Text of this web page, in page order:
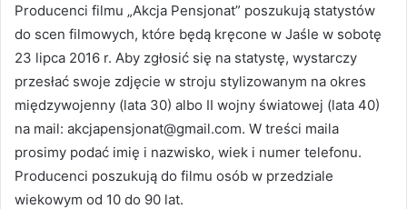
Producenci filmu „Akcja Pensjonat” poszukują statystów
do scen filmowych, które będą kręcone w Jaśle w sobotę
23 lipca 2016 r. Aby zgłosić się na statystę, wystarczy
przesłać swoje zdjęcie w stroju stylizowanym na okres
międzywojenny (lata 30) albo II wojny światowej (lata 40)
na mail: akcjapensjonat@gmail.com. W treści maila
prosimy podać imię i nazwisko, wiek i numer telefonu.
Producenci poszukują do filmu osób w przedziale
wiekowym od 10 do 90 lat.